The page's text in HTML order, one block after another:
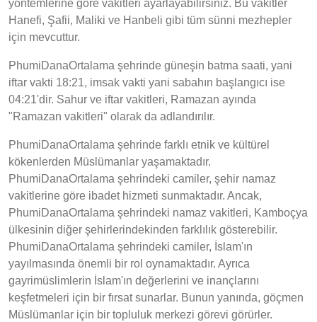
yöntemlerine göre vakitleri ayarlayabilirsiniz. Bu vakitler
Hanefi, Şafii, Maliki ve Hanbeli gibi tüm sünni mezhepler
için mevcuttur.
PhumiDanaOrtalama şehrinde güneşin batma saati, yani
iftar vakti 18:21, imsak vakti yani sabahın başlangıcı ise
04:21'dir. Sahur ve iftar vakitleri, Ramazan ayında
"Ramazan vakitleri" olarak da adlandırılır.
PhumiDanaOrtalama şehrinde farklı etnik ve kültürel
kökenlerden Müslümanlar yaşamaktadır.
PhumiDanaOrtalama şehrindeki camiler, şehir namaz
vakitlerine göre ibadet hizmeti sunmaktadır. Ancak,
PhumiDanaOrtalama şehrindeki namaz vakitleri, Kamboçya
ülkesinin diğer şehirlerindekinden farklılık gösterebilir.
PhumiDanaOrtalama şehrindeki camiler, İslam'ın
yayılmasında önemli bir rol oynamaktadır. Ayrıca
gayrimüslimlerin İslam'ın değerlerini ve inançlarını
keşfetmeleri için bir fırsat sunarlar. Bunun yanında, göçmen
Müslümanlar için bir topluluk merkezi görevi görürler.